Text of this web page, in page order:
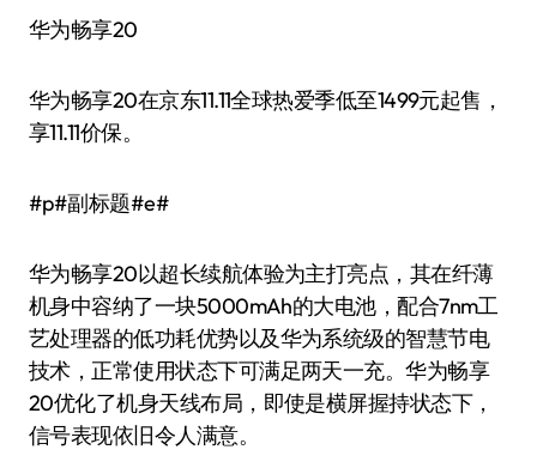
华为畅享20
华为畅享20在京东11.11全球热爱季低至1499元起售，
享11.11价保。
#p#副标题#e#
华为畅享20以超长续航体验为主打亮点，其在纤薄
机身中容纳了一块5000mAh的大电池，配合7nm工
艺处理器的低功耗优势以及华为系统级的智慧节电
技术，正常使用状态下可满足两天一充。华为畅享
20优化了机身天线布局，即使是横屏握持状态下，
信号表现依旧令人满意。